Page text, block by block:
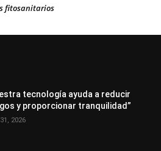
fitosanitarios
tecnología ayuda a reducir
y proporcionar tranquilidad”
2026